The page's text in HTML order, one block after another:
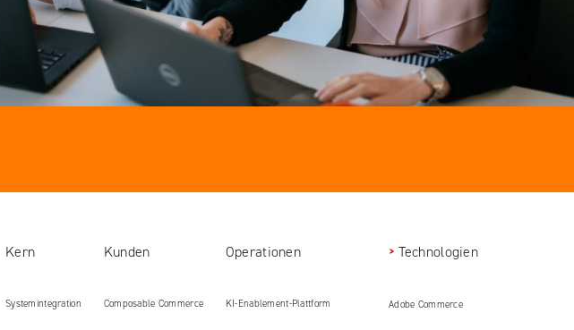
Kern
Systemintegration
Kunden
Composable Commerce
Operationen
KI-Enablement-Plattform
Technologien
Adobe Commerce